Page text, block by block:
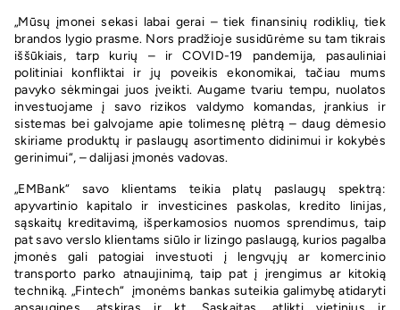
„Mūsų įmonei sekasi labai gerai – tiek finansinių rodiklių, tiek
brandos lygio prasme. Nors pradžioje susidūrėme su tam tikrais
iššūkiais, tarp kurių – ir COVID-19 pandemija, pasauliniai
politiniai konfliktai ir jų poveikis ekonomikai, tačiau mums
pavyko sėkmingai juos įveikti. Augame tvariu tempu, nuolatos
investuojame į savo rizikos valdymo komandas, įrankius ir
sistemas bei galvojame apie tolimesnę plėtrą – daug dėmesio
skiriame produktų ir paslaugų asortimento didinimui ir kokybės
gerinimui“, – dalijasi įmonės vadovas.
„EMBank“ savo klientams teikia platų paslaugų spektrą:
apyvartinio kapitalo ir investicines paskolas, kredito linijas,
sąskaitų kreditavimą, išperkamosios nuomos sprendimus, taip
pat savo verslo klientams siūlo ir lizingo paslaugą, kurios pagalba
įmonės gali patogiai investuoti į lengvųjų ar komercinio
transporto parko atnaujinimą, taip pat į įrengimus ar kitokią
techniką. „Fintech“ įmonėms bankas suteikia galimybę atidaryti